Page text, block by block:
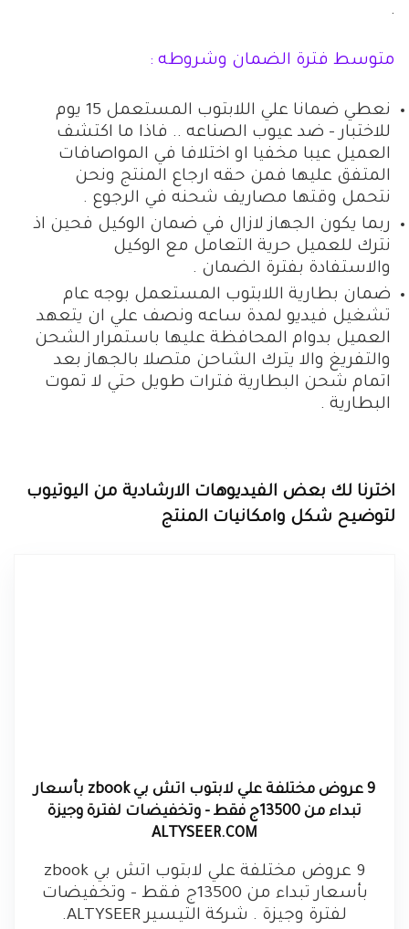
.
متوسط فترة الضمان وشروطه :
نعطي ضمانا علي اللابتوب المستعمل 15 يوم
للاختبار – ضد عيوب الصناعه .. فاذا ما اكتشف
العميل عيبا مخفيا او اختلافا في المواصافات
المتفق عليها فمن حقه ارجاع المنتج ونحن
نتحمل وقتها مصاريف شحنه في الرجوع .
ربما يكون الجهاز لازال في ضمان الوكيل فحين اذ
نترك للعميل حرية التعامل مع الوكيل
والاستفادة بفترة الضمان .
ضمان بطارية اللابتوب المستعمل بوجه عام
تشغيل فيديو لمدة ساعه ونصف علي ان يتعهد
العميل بدوام المحافظة عليها باستمرار الشحن
والتفريغ والا يترك الشاحن متصلا بالجهاز بعد
اتمام شحن البطارية فترات طويل حتي لا تموت
البطارية .
اخترنا لك بعض الفيديوهات الارشادية من اليوتيوب
لتوضيح شكل وامكانيات المنتج
9 عروض مختلفة علي لابتوب اتش بي zbook بأسعار
تبداء من 13500ج فقط - وتخفيضات لفترة وجيزة
ALTYSEER.COM
9 عروض مختلفة علي لابتوب اتش بي zbook
بأسعار تبداء من 13500ج فقط - وتخفيضات
لفترة وجيزة . شركة التيسير ALTYSEER.